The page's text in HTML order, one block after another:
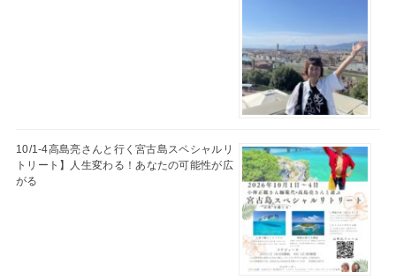
10/1-4高島亮さんと行く宮古島スペシャルリ
トリート】人生変わる！あなたの可能性が広
がる